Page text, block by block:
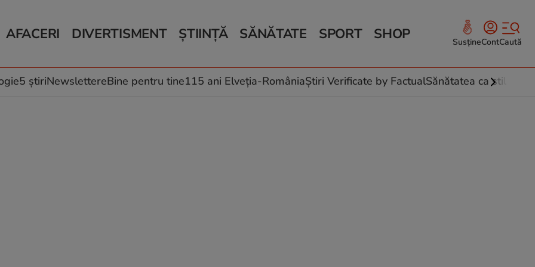
AFACERI
Auto
Locuri de muncă
DIVERTISMENT
Horoscop
Muzică și Filme
ȘTIINȚĂ
Schimbări climatice
SĂNĂTATE
Relații
Rețete culinare
SPORT SHOP SusțineContCaută
5 știriNewslettereBine pentru tine115 ani Elveția-RomâniaȘtiri Verificate by FactualSănătatea ca stil de